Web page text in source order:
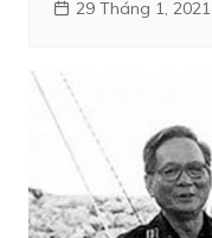
29 Tháng 1, 2021